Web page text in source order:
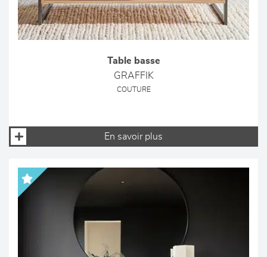
Table basse
GRAFFIK
COUTURE
En savoir plus